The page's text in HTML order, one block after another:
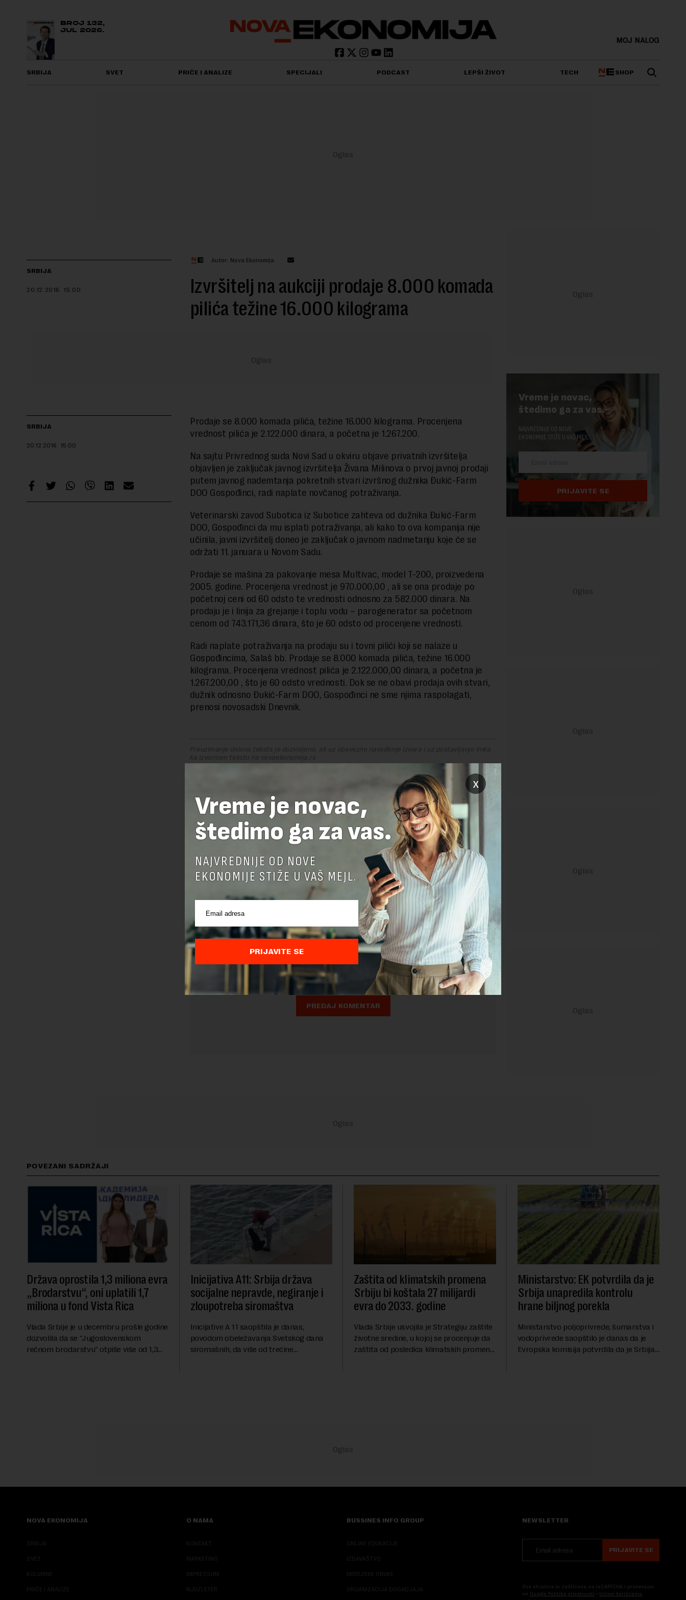
BROJ 132,
JUL 2026.
MOJ NALOG
SRBIJA SVET PRIČE I ANALIZE SPECIJALI PODCAST LEPŠI ŽIVOT TECH SHOP
SRBIJA
20.12.2016. 15:00
Autor: Nova Ekonomija
Izvršitelj na aukciji prodaje 8.000 komada
pilića težine 16.000 kilograma
SRBIJA
20.12.2016. 15:00
Prodaje se 8.000 komada pilića, težine 16.000 kilograma. Procenjena
vrednost pilića je 2.122.000 dinara, a početna je 1.267.200.
Na sajtu Privrednog suda Novi Sad u okviru objave privatnih izvršitelja
objavljen je zaključak javnog izvršitelja Živana Milinova o prvoj javnoj prodaji
putem javnog nademtanja pokretnih stvari izvršnog dužnika Đukić-Farm
DOO Gospođinci, radi naplate novčanog potraživanja.
Veterinarski zavod Subotica iz Subotice zahteva od dužnika Đukić-Farm
DOO, Gospođinci da mu isplati potraživanja, ali kako to ova kompanija nije
učinila, javni izvršitelj doneo je zaključak o javnom nadmetanju koje će se
održati 11. januara u Novom Sadu.
Prodaje se mašina za pakovanje mesa Multivac, model T-200, proizvedena
2005. godine. Procenjena vrednost je 970.000,00 , ali se ona prodaje po
početnoj ceni od 60 odsto te vrednosti odnosno za 582.000 dinara. Na
prodaju je i linija za grejanje i toplu vodu – parogenerator sa početnom
cenom od 743.171,36 dinara, što je 60 odsto od procenjene vrednosti.
Radi naplate potraživanja na prodaju su i tovni pilići koji se nalaze u
Gospođincima, Salaš bb. Prodaje se 8.000 komada pilića, težine 16.000
kilograma. Procenjena vrednost pilića je 2.122.000,00 dinara, a početna je
1.267.200,00 , što je 60 odsto vrednosti. Dok se ne obavi prodaja ovih stvari,
dužnik odnosno Đukić-Farm DOO, Gospođinci ne sme njima raspolagati,
prenosi novosadski Dnevnik.
Preuzimanje delova teksta je dozvoljeno, ali uz obavezno navođenje izvora i uz postavljanje linka
ka izvornom tekstu na novaekonomija.rs
OSTAVITE ODGOVOR
Pre slanja komentara, molimo vas da se upoznate sapravilima komentarisanja i pravilima
korišćenja sajta.
Google Politika Privatnosti i Google Uslovi
Vreme je novac,
štedimo ga za vas.
NAJVREDNIJE OD NOVE
EKONOMIJE STIŽE U VAŠ MEJL.
PRIJAVITE SE
POVEZANI SADRŽAJI
Država oprostila 1,3 miliona evra
„Brodarstvu“, oni uplatili 1,7
miliona u fond Vista Rica
Vlada Srbije je u decembru prošle godine
dozvolila da se "Jugoslovenskom
rečnom brodarstvu" otpiše više od 1,3
Inicijativa A11: Srbija država
socijalne nepravde, negiranje i
zloupotreba siromaštva
Inicijative A 11 saopštila je danas,
povodom obeležavanja Svetskog dana
siromašnih, da više od trećine
Zaštita od klimatskih promena
Srbiju bi koštala 27 milijardi
evra do 2033. godine
Vlada Srbije usvojila je Strategiju zaštite
životne sredine, u kojoj se procenjuje da
zaštita od posledica klimatskih promena,
Ministarstvo: EK potvrdila da je
Srbija unapredila kontrolu
hrane biljnog porekla
Ministarstvo poljoprivrede, šumarstva i
vodoprivrede saopštilo je danas da je
Evropska komisija potvrdila da je Srbija
NOVA EKONOMIJA
SRBIJA
SVET
KOLUMNE
PRIČE I ANALIZE
O NAMA
KONTAKT
MARKETING
IMPRESSUM
NJUZLETER
BUSSINES INFO GROUP
ONLINE EDUKACIJE
IZDAVAŠTVO
MEDIJSKE OBUKE
ORGANIZACIJA DOGADJAJA
NEWSLETTER
PRIJAVITE SE
Ova stranica je zaštićena sa reCAPTCHA i primenjuju
se Google Politika privatnosti i Uslovi korišćenja
x
Vreme je novac,
štedimo ga za vas.
NAJVREDNIJE OD NOVE
EKONOMIJE STIŽE U VAŠ MEJL.
PRIJAVITE SE